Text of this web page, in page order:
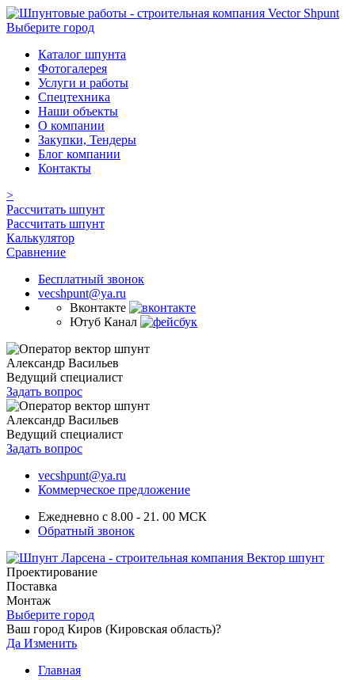
Выберите город
Каталог шпунта
Фотогалерея
Услуги и работы
Спецтехника
Наши объекты
О компании
Закупки, Тендеры
Блог компании
Контакты
>
Рассчитать шпунт
Рассчитать шпунт
Калькулятор
Сравнение
Бесплатный звонок
vecshpunt@ya.ru
Вконтакте
Ютуб Канал
Александр Васильев
Ведущий специалист
Задать вопрос
Александр Васильев
Ведущий специалист
Задать вопрос
vecshpunt@ya.ru
Коммерческое предложение
Ежедневно с 8.00 - 21. 00 МСК
Обратный звонок
Проектирование
Поставка
Монтаж
Выберите город
Ваш город Киров (Кировская область)?
Да Изменить
Главная